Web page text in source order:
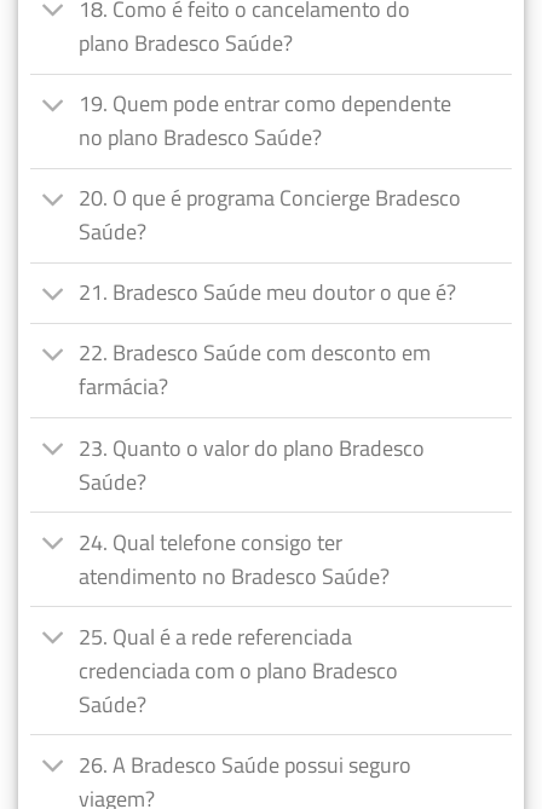
18. Como é feito o cancelamento do
plano Bradesco Saúde?
19. Quem pode entrar como dependente
no plano Bradesco Saúde?
20. O que é programa Concierge Bradesco
Saúde?
21. Bradesco Saúde meu doutor o que é?
22. Bradesco Saúde com desconto em
farmácia?
23. Quanto o valor do plano Bradesco
Saúde?
24. Qual telefone consigo ter
atendimento no Bradesco Saúde?
25. Qual é a rede referenciada
credenciada com o plano Bradesco
Saúde?
26. A Bradesco Saúde possui seguro
viagem?